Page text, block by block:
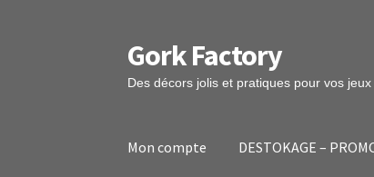
Aller
à
la
Aller
au
contenu
Gork Factory
Des décors jolis et pratiques pour vos jeux
Mon compte DESTOKAGE –